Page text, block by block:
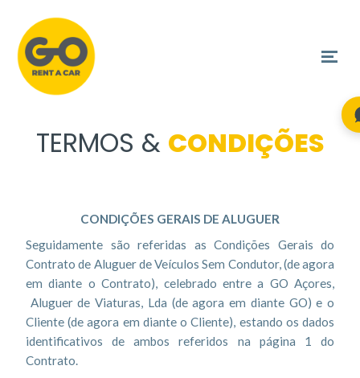
TERMOS & CONDIÇÕES
CONDIÇÕES GERAIS DE ALUGUER
Seguidamente são referidas as Condições Gerais do
Contrato de Aluguer de Veículos Sem Condutor, (de agora
em diante o Contrato), celebrado entre a GO Açores,
Aluguer de Viaturas, Lda (de agora em diante GO) e o
Cliente (de agora em diante o Cliente), estando os dados
identificativos de ambos referidos na página 1 do
Contrato.